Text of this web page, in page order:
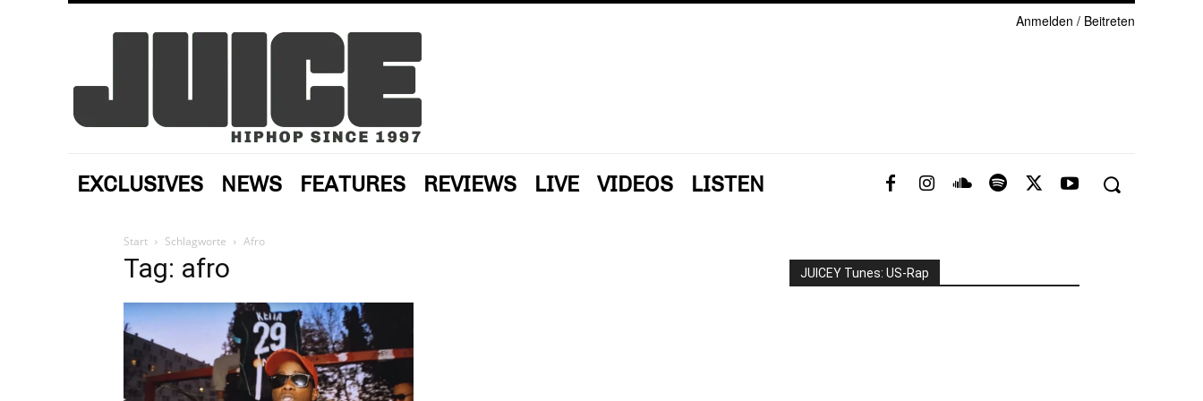
Anmelden / Beitreten
EXCLUSIVES NEWS FEATURES REVIEWS LIVE VIDEOS LISTEN
Start Schlagworte Afro
Tag: afro JUICEY Tunes: US-Rap